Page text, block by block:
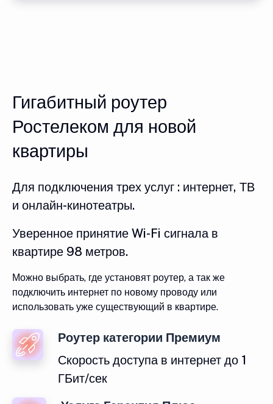
Гигабитный роутер
Ростелеком для новой
квартиры
Для подключения трех услуг : интернет, ТВ
и онлайн-кинотеатры.
Уверенное принятие Wi-Fi сигнала в
квартире 98 метров.
Можно выбрать, где установят роутер, а так же
подключить интернет по новому проводу или
использовать уже существующий в квартире.
Роутер категории Премиум
Скорость доступа в интернет до 1
ГБит/сек